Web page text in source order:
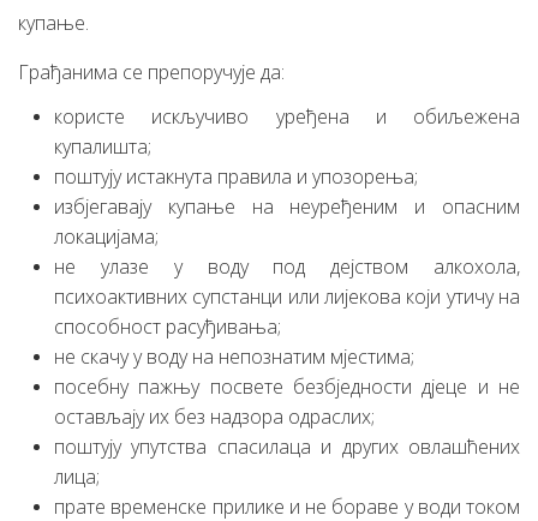
купање.
Грађанима се препоручује да:
користе искључиво уређена и обиљежена
купалишта;
поштују истакнута правила и упозорења;
избјегавају купање на неуређеним и опасним
локацијама;
не улазе у воду под дејством алкохола,
психоактивних супстанци или лијекова који утичу на
способност расуђивања;
не скачу у воду на непознатим мјестима;
посебну пажњу посвете безбједности дјеце и не
остављају их без надзора одраслих;
поштују упутства спасилаца и других овлашћених
лица;
прате временске прилике и не бораве у води током